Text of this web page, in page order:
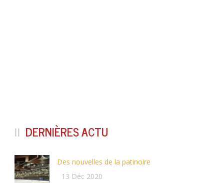
DERNIÈRES ACTU
Des nouvelles de la patinoire
13 Déc 2020